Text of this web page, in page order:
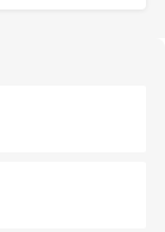
外せないスポット